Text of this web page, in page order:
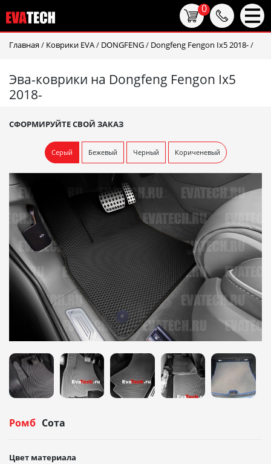
Главная / Коврики EVA/ DONGFENG/ Dongfeng Fengon Ix5 2018-/
Эва-коврики на Dongfeng Fengon Ix5
2018-
СФОРМИРУЙТЕ СВОЙ ЗАКАЗ
Серый Бежевый Черный Кориченевый
Ромб Сота
Цвет материала
0